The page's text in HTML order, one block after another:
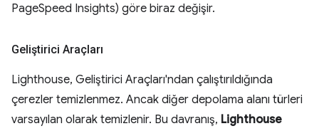
PageSpeed Insights) göre biraz değişir.
Geliştirici Araçları
Lighthouse, Geliştirici Araçları'ndan çalıştırıldığında
çerezler temizlenmez. Ancak diğer depolama alanı türleri
varsayılan olarak temizlenir. Bu davranış, Lighthouse